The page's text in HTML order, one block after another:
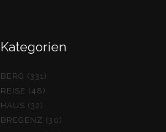
Kategorien
BERG (331)
REISE (48)
HAUS (32)
BREGENZ (30)